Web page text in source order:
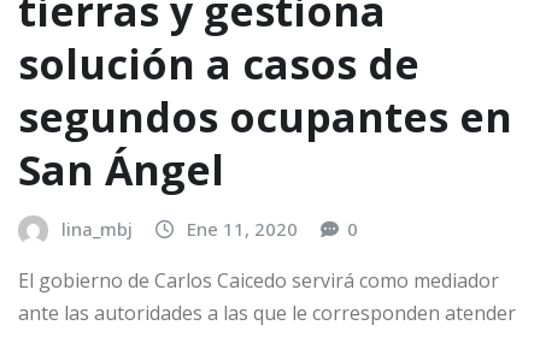
solución a casos de
segundos ocupantes en
San Ángel
lina_mbj Ene 11, 2020 0
El gobierno de Carlos Caicedo servirá como mediador
ante las autoridades a las que le corresponden atender